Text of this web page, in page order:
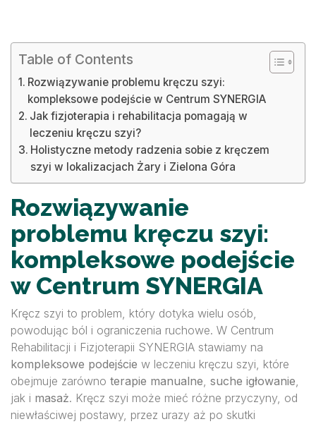
Table of Contents
Rozwiązywanie problemu kręczu szyi:
kompleksowe podejście w Centrum SYNERGIA
Jak fizjoterapia i rehabilitacja pomagają w
leczeniu kręczu szyi?
Holistyczne metody radzenia sobie z kręczem
szyi w lokalizacjach Żary i Zielona Góra
Rozwiązywanie
problemu kręczu szyi:
kompleksowe podejście
w Centrum SYNERGIA
Kręcz szyi to problem, który dotyka wielu osób,
powodując ból i ograniczenia ruchowe. W Centrum
Rehabilitacji i Fizjoterapii SYNERGIA stawiamy na
kompleksowe podejście w leczeniu kręczu szyi, które
obejmuje zarówno terapie manualne, suche igłowanie,
jak i masaż. Kręcz szyi może mieć różne przyczyny, od
niewłaściwej postawy, przez urazy aż po skutki